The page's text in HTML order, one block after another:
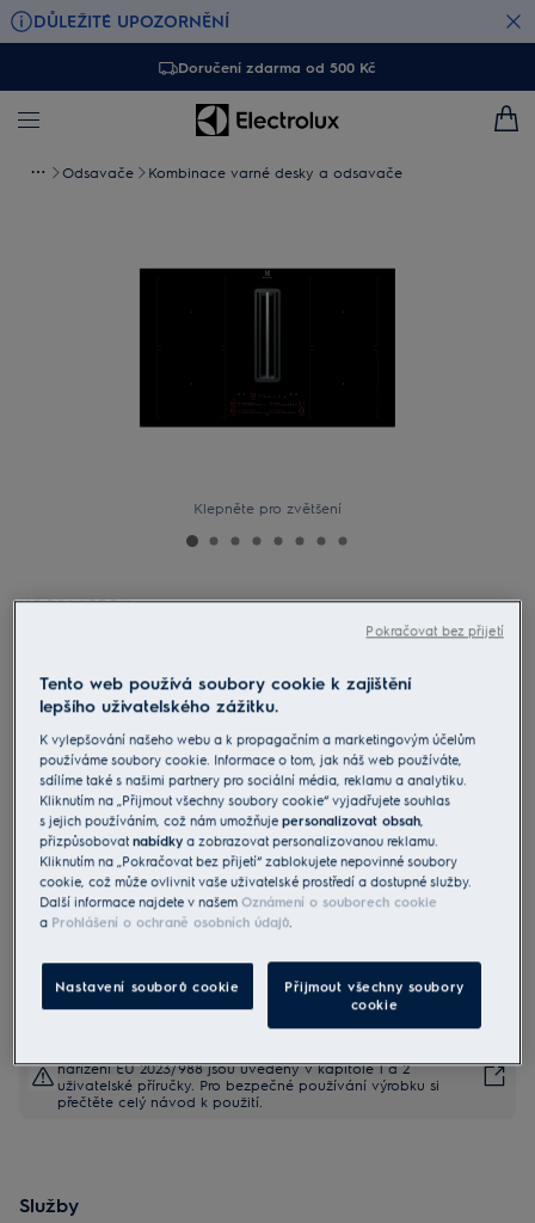
DŮLEŽITÉ UPOZORNĚNÍ
Doručení zdarma od 500 Kč
Odsavače Kombinace varné desky a odsavače
Klepněte pro zvětšení
KCC84453CK
Kombinace varné desky a
4.8 (61)
Informační list výrobku
Benefity
Varná deska 600 DoubleBridge s integrovaným odsavačem pro
všestrannou kuchyň.
Využijte prostor ve své kuchyni ještě lépe se svobodou v designu
kuchyně.
Spojte Double Bridge dvě varné zóny.
nařízení EU 2023/988 jsou uvedeny v kapitole 1 a 2
uživatelské příručky. Pro bezpečné používání výrobku si
přečtěte celý návod k použití.
Služby
Tento web používá soubory cookie k zajištění
lepšího uživatelského zážitku.
K vylepšování našeho webu a k propagačním a marketingovým účelům
používáme soubory cookie. Informace o tom, jak náš web používáte,
sdílíme také s našimi partnery pro sociální média, reklamu a analytiku.
Kliknutím na „Přijmout všechny soubory cookie“ vyjadřujete souhlas
s jejich používáním, což nám umožňujepersonalizovat obsah
přizpůsobovatnabídky a zobrazovat personalizovanou reklamu.
Kliknutím na „Pokračovat bez přijetí“ zablokujete nepovinné soubory
cookie, což může ovlivnit vaše uživatelské prostředí a dostupné služby.
Další informace najdete v našemOznámení o souborech cookie
a Prohlášení o ochraně osobních údajů
Nastavení souborů cookie
Přijmout všechny soubory
cookie
Pokračovat bez přijetí